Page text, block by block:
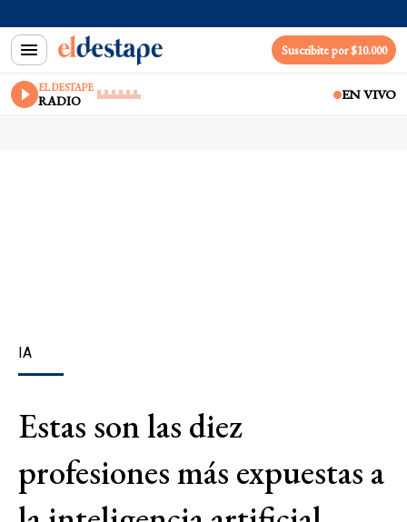
Suscribite por $10.000
EL DESTAPE
RADIO EN VIVO
IA
Estas son las diez
profesiones más expuestas a